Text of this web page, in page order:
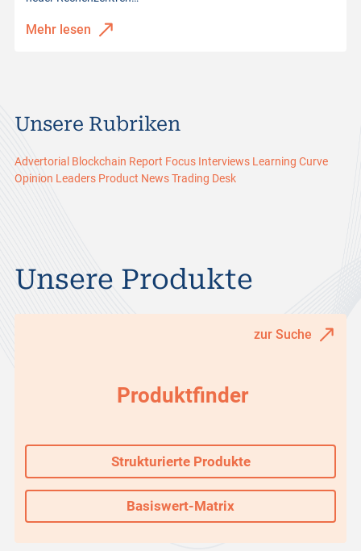
Mehr lesen
Unsere Rubriken
Advertorial Blockchain Report Focus Interviews Learning Curve
Opinion Leaders Product NewsTrading Desk
Unsere Produkte
zur Suche
Produktfinder
Strukturierte Produkte
Basiswert-Matrix